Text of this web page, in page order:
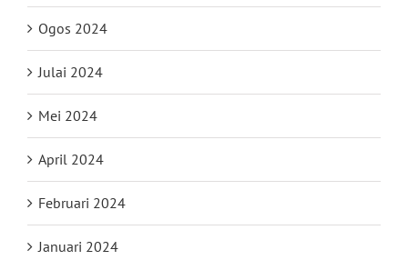
Ogos 2024
Julai 2024
Mei 2024
April 2024
Februari 2024
Januari 2024